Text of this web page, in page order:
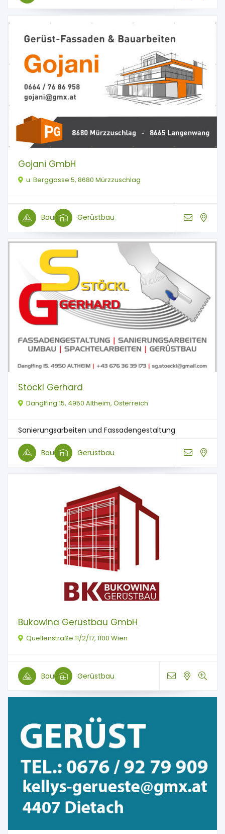
Gojani GmbH
u. Berggasse 5, 8680 Mürzzuschlag
Bau Gerüstbau
Stöckl Gerhard
Danglfing 15, 4950 Altheim, Österreich
Sanierungsarbeiten und Fassadengestaltung
Bau Gerüstbau
Bukowina Gerüstbau GmbH
Quellenstraße 11/2/17, 1100 Wien
Bau Gerüstbau